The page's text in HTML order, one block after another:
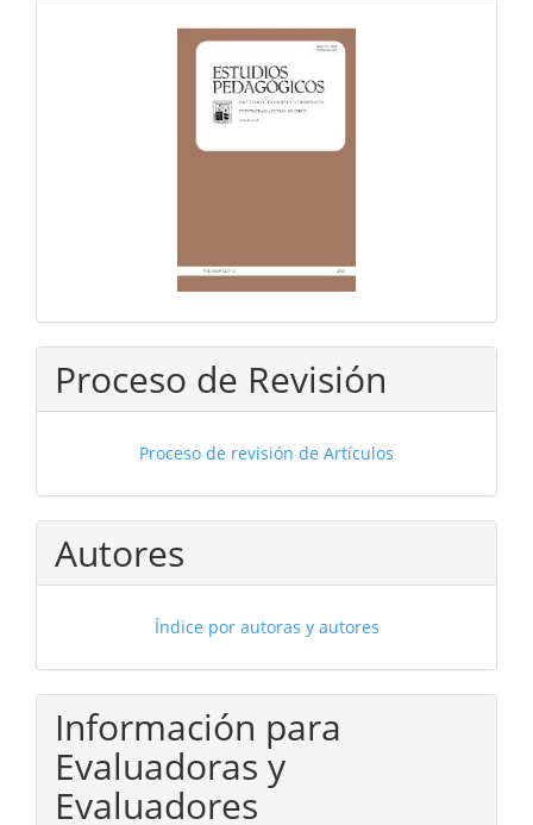
Proceso de Revisión
Proceso de revisión de Artículos
Autores
Índice por autoras y autores
Información para
Evaluadoras y
Evaluadores